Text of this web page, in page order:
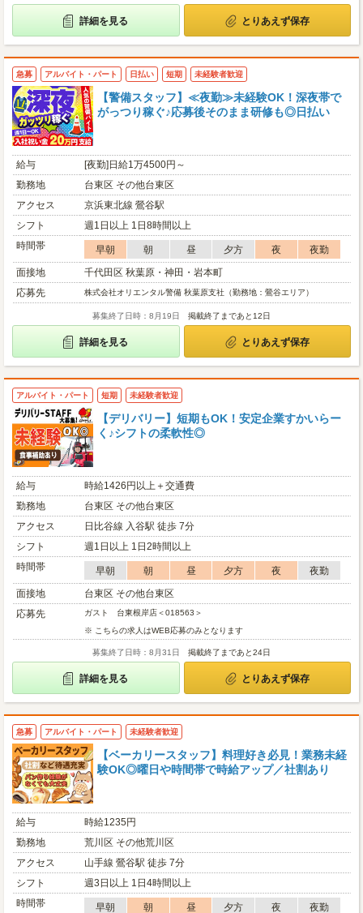
詳細を見る とりあえず保存
急募 アルバイト・パート 日払い 短期 未経験者歓迎
【警備スタッフ】≪夜勤≫未経験OK！深夜帯で
がっつり稼ぐ♪応募後そのまま研修も◎日払い
給与
[夜勤]日給1万4500円～
勤務地
台東区 その他台東区
アクセス
京浜東北線 鶯谷駅
シフト
週1日以上 1日8時間以上
時間帯
早朝 朝 昼 夕方 夜
夜勤
面接地
千代田区 秋葉原・神田・岩本町
応募先
株式会社オリエンタル警備 秋葉原支社（勤務地：鶯谷エリア）
募集終了日時：8月19日 掲載終了まであと12日
詳細を見る とりあえず保存
アルバイト・パート 短期 未経験者歓迎
【デリバリー】短期もOK！安定企業すかいらー
く♪シフトの柔軟性◎
給与
時給1426円以上＋交通費
勤務地
台東区 その他台東区
アクセス
日比谷線 入谷駅 徒歩 7分
シフト
週1日以上 1日2時間以上
時間帯
早朝 朝 昼 夕方 夜
夜勤
面接地
台東区 その他台東区
応募先
ガスト 台東根岸店＜018563＞
※ こちらの求人はWEB応募のみとなります
募集終了日時：8月31日 掲載終了まであと24日
詳細を見る とりあえず保存
急募 アルバイト・パート 未経験者歓迎
【ベーカリースタッフ】料理好き必見！業務未経
験OK◎曜日や時間帯で時給アップ／社割あり
給与
時給1235円
勤務地
荒川区 その他荒川区
アクセス
山手線 鶯谷駅 徒歩 7分
シフト
週3日以上 1日4時間以上
時間帯
早朝 朝 昼 夕方 夜 夜勤